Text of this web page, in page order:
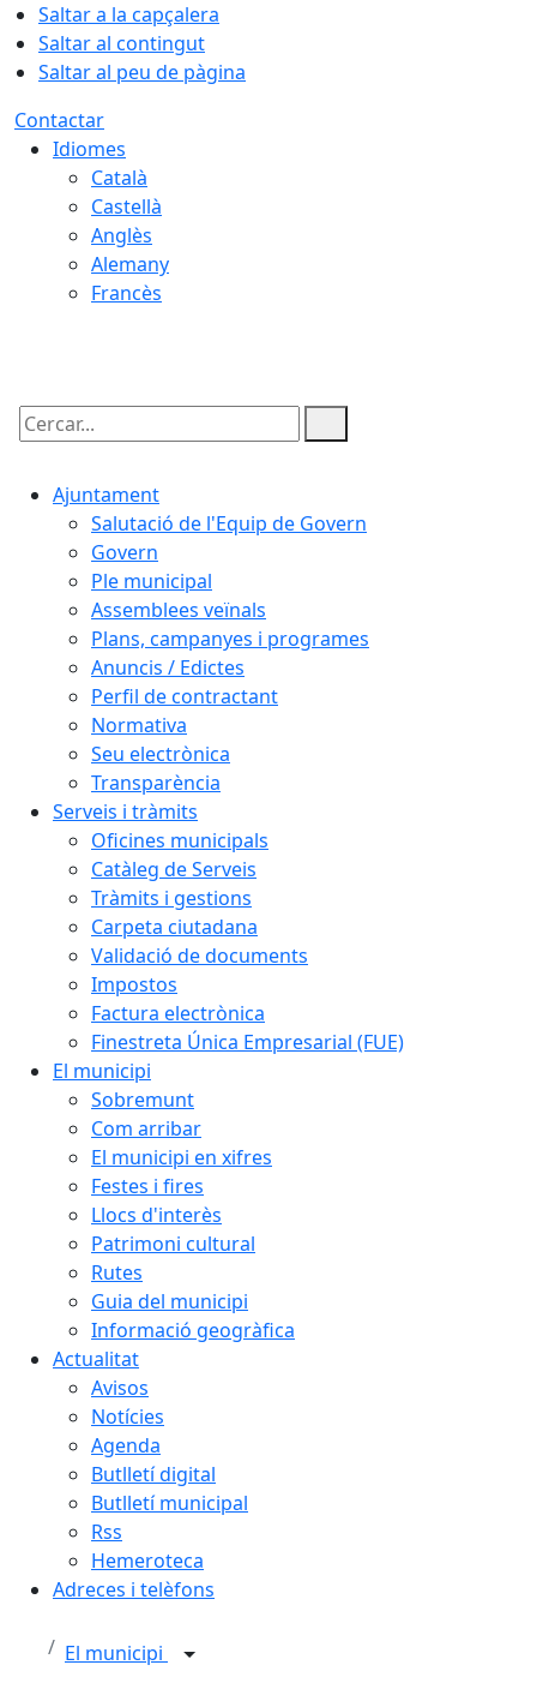
Saltar a la capçalera
Saltar al contingut
Saltar al peu de pàgina
Contactar
Idiomes
Català
Castellà
Anglès
Alemany
Francès
Cercar:
Ajuntament
Salutació de l'Equip de Govern
Govern
Ple municipal
Assemblees veïnals
Plans, campanyes i programes
Anuncis / Edictes
Perfil de contractant
Normativa
Seu electrònica
Transparència
Serveis i tràmits
Oficines municipals
Catàleg de Serveis
Tràmits i gestions
Carpeta ciutadana
Validació de documents
Impostos
Factura electrònica
Finestreta Única Empresarial (FUE)
El municipi
Sobremunt
Com arribar
El municipi en xifres
Festes i fires
Llocs d'interès
Patrimoni cultural
Rutes
Guia del municipi
Informació geogràfica
Actualitat
Avisos
Notícies
Agenda
Butlletí digital
Butlletí municipal
Rss
Hemeroteca
Adreces i telèfons
El municipi